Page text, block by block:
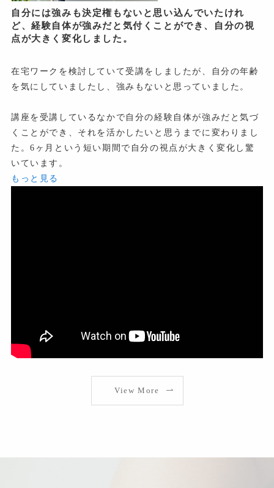
自分には強みも決定権もないと思い込んでいたけれ
ど、経験自体が強みだと気付くことができ、自分の視
点が大きく変化しました。
在宅ワークを検討していて受講をしましたが、自分の年齢
を気にしていましたし、強みもないと思っていました。
講座を受講しているなかで自分の経験自体が強みだと気づ
くことができ、それを活かしたいと思うまでに変わりまし
た。6ヶ月という短い期間で自分の視点が大きく変化し驚
いています。
もっと見る
View More